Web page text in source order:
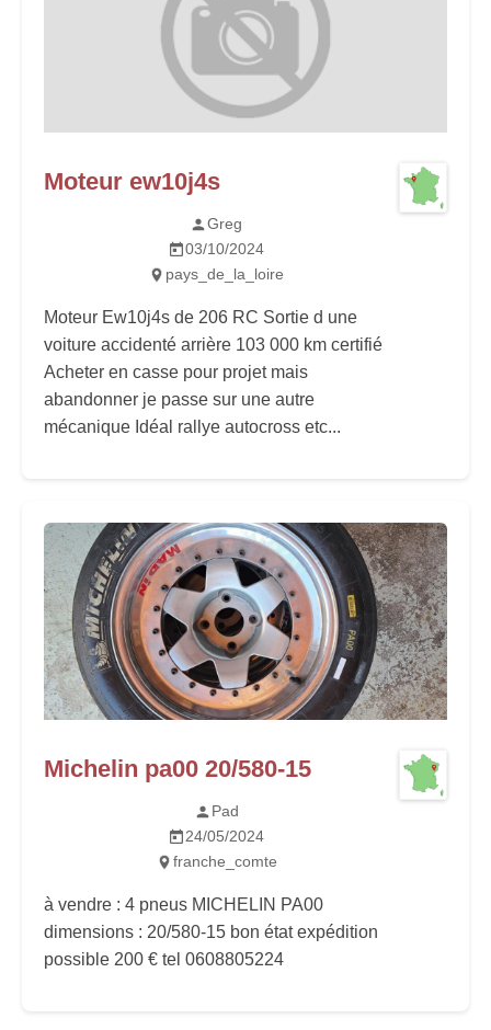
Moteur ew10j4s
Greg
03/10/2024
pays_de_la_loire
Moteur Ew10j4s de 206 RC Sortie d une
voiture accidenté arrière 103 000 km certifié
Acheter en casse pour projet mais
abandonner je passe sur une autre
mécanique Idéal rallye autocross etc...
Michelin pa00 20/580-15
Pad
24/05/2024
franche_comte
à vendre : 4 pneus MICHELIN PA00
dimensions : 20/580-15 bon état expédition
possible 200 € tel 0608805224